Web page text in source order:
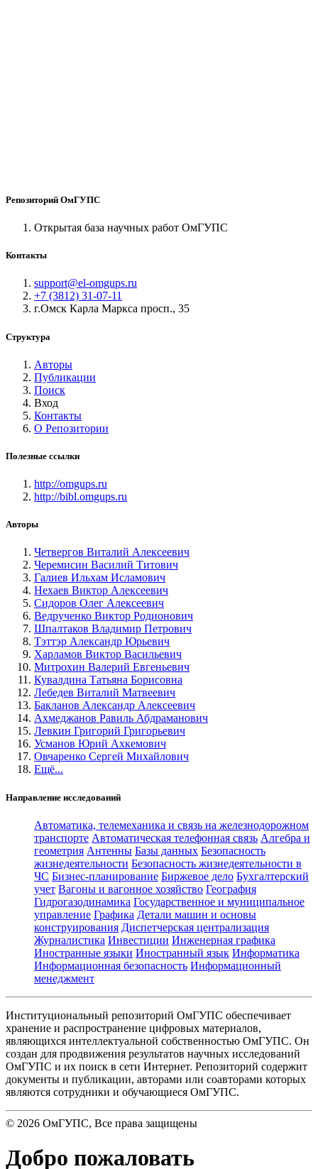
Репозиторий ОмГУПС
Открытая база научных работ ОмГУПС
Контакты
support@el-omgups.ru
+7 (3812) 31-07-11
г.Омск Карла Маркса просп., 35
Структура
Авторы
Публикации
Поиск
Вход
Контакты
О Репозитории
Полезные ссылки
http://omgups.ru
http://bibl.omgups.ru
Авторы
Четвергов Виталий Алексеевич
Черемисин Василий Титович
Галиев Ильхам Исламович
Нехаев Виктор Алексеевич
Сидоров Олег Алексеевич
Ведрученко Виктор Родионович
Шпалтаков Владимир Петрович
Тэттэр Александр Юрьевич
Харламов Виктор Васильевич
Митрохин Валерий Евгеньевич
Кувалдина Татьяна Борисовна
Лебедев Виталий Матвеевич
Бакланов Александр Алексеевич
Ахмеджанов Равиль Абдраманович
Левкин Григорий Григорьевич
Усманов Юрий Ахкемович
Овчаренко Сергей Михайлович
Ещё...
Направление исследований
Автоматика, телемеханика и связь на железнодорожном
транспорте Автоматическая телефонная связь Алгебра и
геометрия Антенны Базы данных Безопасность
жизнедеятельности Безопасность жизнедеятельности в
ЧС Бизнес-планирование Биржевое дело Бухгалтерский
учет Вагоны и вагонное хозяйство География
Гидрогазодинамика Государственное и муниципальное
управление Графика Детали машин и основы
конструирования Диспетчерская централизация
Журналистика Инвестиции Инженерная графика
Иностранные языки Иностранный язык Информатика
Информационная безопасность Информационный
менеджмент
Институциональный репозиторий ОмГУПС обеспечивает
хранение и распространение цифровых материалов,
являющихся интеллектуальной собственностью ОмГУПС. Он
создан для продвижения результатов научных исследований
ОмГУПС и их поиск в сети Интернет. Репозиторий содержит
документы и публикации, авторами или соавторами которых
являются сотрудники и обучающиеся ОмГУПС.
© 2026 ОмГУПС, Все права защищены
Добро пожаловать